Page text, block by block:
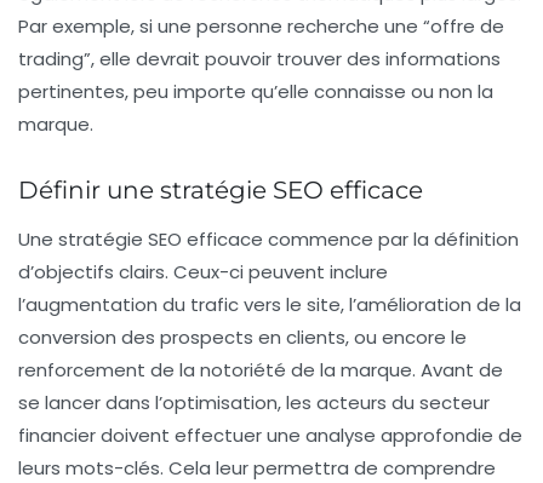
Par exemple, si une personne recherche une “offre de
trading”, elle devrait pouvoir trouver des informations
pertinentes, peu importe qu’elle connaisse ou non la
marque.
Définir une stratégie SEO efficace
Une stratégie SEO efficace commence par la définition
d’objectifs clairs. Ceux-ci peuvent inclure
l’augmentation du trafic vers le site, l’amélioration de la
conversion des prospects en clients, ou encore le
renforcement de la notoriété de la marque. Avant de
se lancer dans l’optimisation, les acteurs du secteur
financier doivent effectuer une analyse approfondie de
leurs mots-clés. Cela leur permettra de comprendre